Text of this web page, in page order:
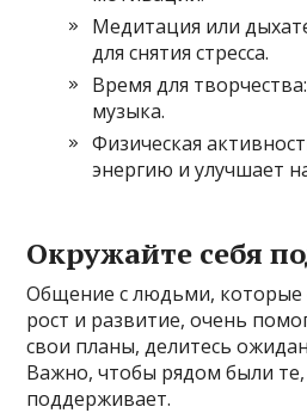
Медитация или
для снятия стресса.
Время для
музыка.
Физическая
энергию и улучшает
Окружайте себя
Общение с людьми,
рост и развитие, очень
свои планы, делитесь
Важно, чтобы рядом были те,
поддерживает.